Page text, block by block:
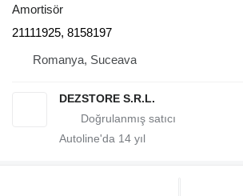
Amortisör
21111925, 8158197
Romanya, Suceava
DEZSTORE S.R.L.
Autoline'da 14 yıl